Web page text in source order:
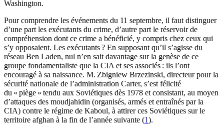
Washington.
Pour comprendre les événements du 11 septembre, il faut distinguer
d’une part les exécutants du crime, d’autre part le réservoir de
compréhension dont ce crime a bénéficié, y compris chez ceux qui
s’y opposaient. Les exécutants ? En supposant qu’il s’agisse du
réseau Ben Laden, nul n’en sait davantage sur la genèse de ce
groupe fondamentaliste que la CIA et ses associés : ils l’ont
encouragé à sa naissance. M. Zbigniew Brzezinski, directeur pour la
sécurité nationale de l’administration Carter, s’est félicité
du « piège » tendu aux Soviétiques dès 1978 et consistant, au moyen
d’attaques des moudjahidin (organisés, armés et entraînés par la
CIA) contre le régime de Kaboul, à attirer ces Soviétiques sur le
territoire afghan à la fin de l’année suivante (1).